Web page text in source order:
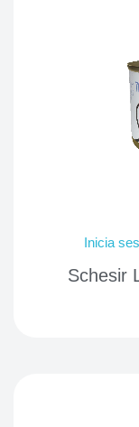
Inicia
Schesir